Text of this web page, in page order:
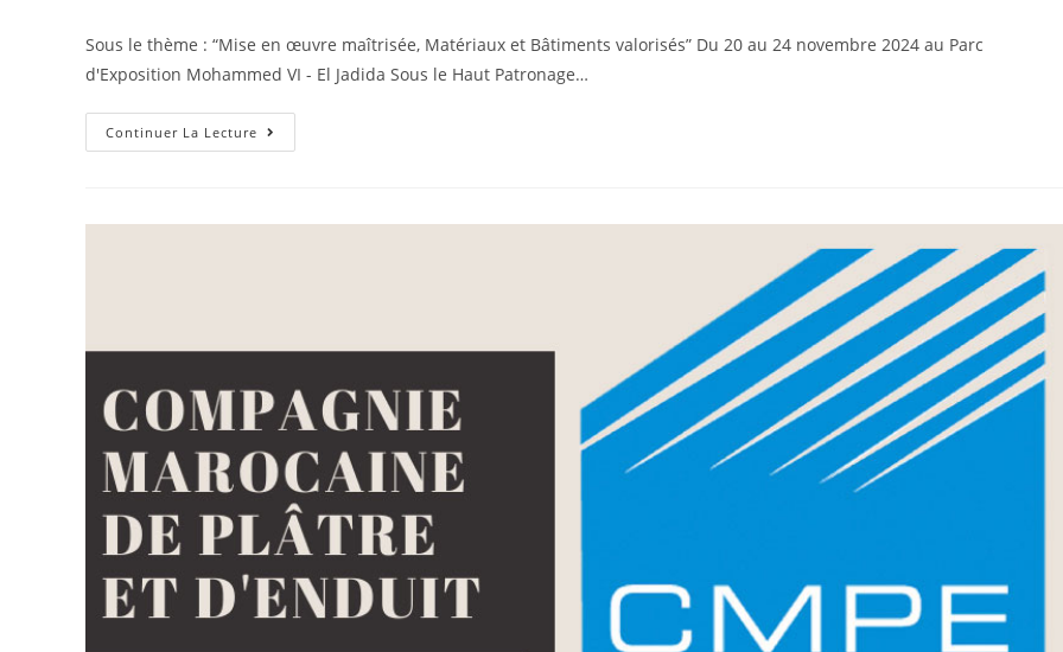
Sous le thème : “Mise en œuvre maîtrisée, Matériaux et Bâtiments valorisés” Du 20 au 24 novembre 2024 au Parc
d'Exposition Mohammed VI - El Jadida Sous le Haut Patronage…
Continuer La Lecture